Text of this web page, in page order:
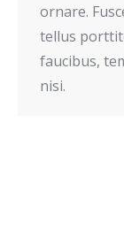
ornare.
tellus
faucibus,
nisi.